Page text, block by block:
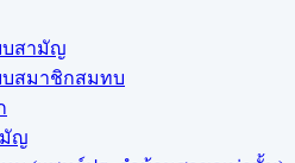
บสามัญ
บสมาชิกสมทบ
ญ